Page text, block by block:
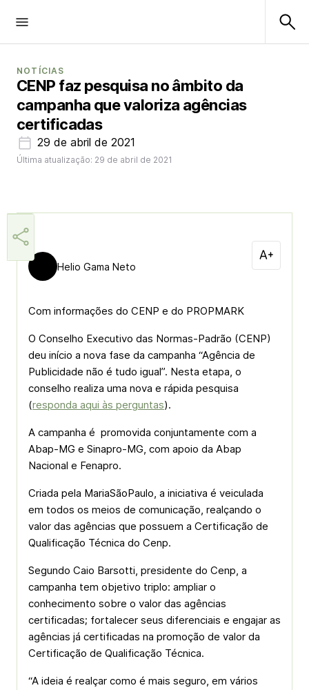
NOTÍCIAS
CENP faz pesquisa no âmbito da
campanha que valoriza agências
certificadas
29 de abril de 2021
Última atualização: 29 de abril de 2021
Helio Gama Neto
Com informações do CENP e do PROPMARK
O Conselho Executivo das Normas-Padrão (CENP)
deu início a nova fase da campanha “Agência de
Publicidade não é tudo igual”. Nesta etapa, o
conselho realiza uma nova e rápida pesquisa
(responda aqui às perguntas).
A campanha é promovida conjuntamente com a
Abap-MG e Sinapro-MG, com apoio da Abap
Nacional e Fenapro.
Criada pela MariaSãoPaulo, a iniciativa é veiculada
em todos os meios de comunicação, realçando o
valor das agências que possuem a Certificação de
Qualificação Técnica do Cenp.
Segundo Caio Barsotti, presidente do Cenp, a
campanha tem objetivo triplo: ampliar o
conhecimento sobre o valor das agências
certificadas; fortalecer seus diferenciais e engajar as
agências já certificadas na promoção de valor da
Certificação de Qualificação Técnica.
“A ideia é realçar como é mais seguro, em vários